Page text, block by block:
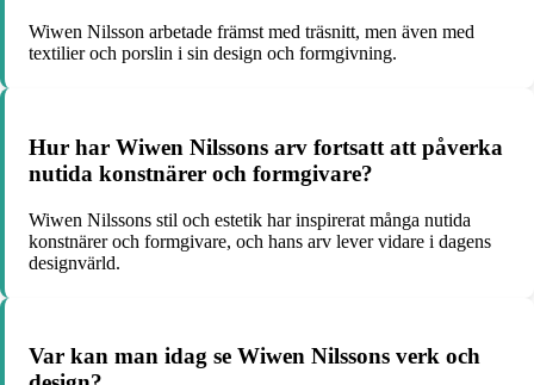
Wiwen Nilsson arbetade främst med träsnitt, men även med
textilier och porslin i sin design och formgivning.
Hur har Wiwen Nilssons arv fortsatt att påverka
nutida konstnärer och formgivare?
Wiwen Nilssons stil och estetik har inspirerat många nutida
konstnärer och formgivare, och hans arv lever vidare i dagens
designvärld.
Var kan man idag se Wiwen Nilssons verk och